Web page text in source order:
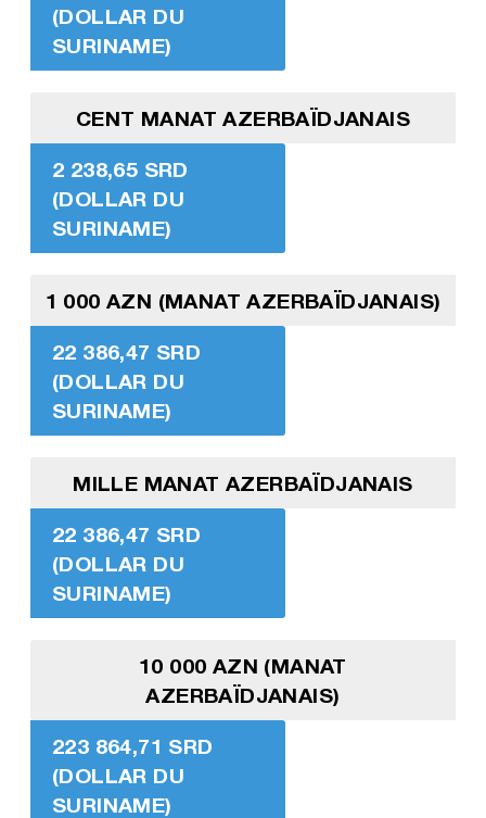
(DOLLAR DU
SURINAME)
CENT MANAT AZERBAÏDJANAIS
2 238,65 SRD
(DOLLAR DU
SURINAME)
1 000 AZN (MANAT AZERBAÏDJANAIS)
22 386,47 SRD
(DOLLAR DU
SURINAME)
MILLE MANAT AZERBAÏDJANAIS
22 386,47 SRD
(DOLLAR DU
SURINAME)
10 000 AZN (MANAT
AZERBAÏDJANAIS)
223 864,71 SRD
(DOLLAR DU
SURINAME)